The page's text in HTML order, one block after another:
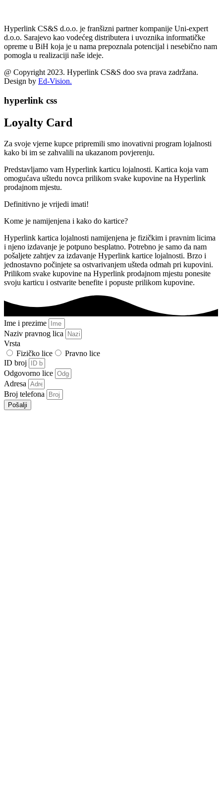
Hyperlink CS&S d.o.o. je franšizni partner kompanije Uni-expert
d.o.o. Sarajevo kao vodećeg distributera i uvoznika informatičke
opreme u BiH koja je u nama prepoznala potencijal i nesebično nam
pomogla u realizaciji naše ideje.
@ Copyright 2023. Hyperlink CS&S doo sva prava zadržana.
Design by Ed-Vision.
hyperlink css
Loyalty Card
Za svoje vjerne kupce pripremili smo inovativni program lojalnosti
kako bi im se zahvalili na ukazanom povjerenju.
Predstavljamo vam Hyperlink karticu lojalnosti. Kartica koja vam
omogućava uštedu novca prilikom svake kupovine na Hyperlink
prodajnom mjestu.
Definitivno je vrijedi imati!
Kome je namijenjena i kako do kartice?
Hyperlink kartica lojalnosti namijenjena je fizičkim i pravnim licima
i njeno izdavanje je potpuno besplatno. Potrebno je samo da nam
pošaljete zahtjev za izdavanje Hyperlink kartice lojalnosti. Brzo i
jednostavno počinjete sa ostvarivanjem ušteda odmah pri kupovini.
Prilikom svake kupovine na Hyperlink prodajnom mjestu ponesite
svoju karticu i ostvarite benefite i popuste prilikom kupovine.
Ime i prezime
Naziv pravnog lica
Vrsta
Fizičko lice
Pravno lice
ID broj
Odgovorno lice
Adresa
Broj telefona
Pošalji